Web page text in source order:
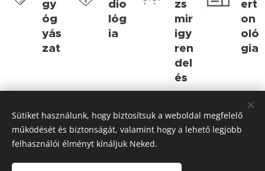
gy
óg
yás
zat
dio
lóg
ia
zs
mir
igy
ren
del
és
ert
on
oló
gia
Előjegyzés, időpontegyeztetés
Sütiket használunk, hogy biztosítsuk a weboldal megfelelő
működését és biztonságát, valamint hogy a lehető legjobb
felhasználói élményt kínáljuk Neked.